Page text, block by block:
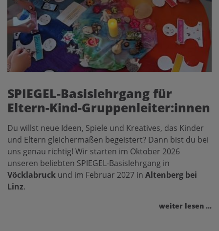
SPIEGEL-Basislehrgang für
Eltern-Kind-Gruppenleiter:innen
Du willst neue Ideen, Spiele und Kreatives, das Kinder
und Eltern gleichermaßen begeistert? Dann bist du bei
uns genau richtig! Wir starten im Oktober 2026
unseren beliebten SPIEGEL-Basislehrgang in
Vöcklabruck und im Februar 2027 in Altenberg bei
Linz.
weiter lesen ...